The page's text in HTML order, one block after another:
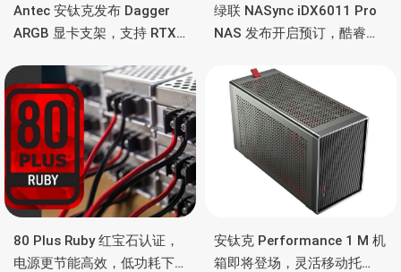
Antec 安钛克发布 Dagger
ARGB 显卡支架，支持 RTX
绿联 NASync iDX6011 Pro
NAS 发布开启预订，酷睿
雷电4、OCuLink
80 Plus Ruby 红宝石认证，
电源更节能高效，低功耗下
安钛克 Performance 1 M 机
箱即将登场，灵活移动托